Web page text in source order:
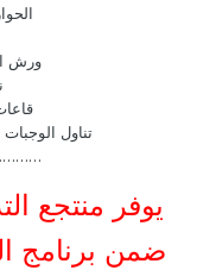
ورش
قاعات
تناول الوجبات
يوفر منتجع
ضمن برنامج